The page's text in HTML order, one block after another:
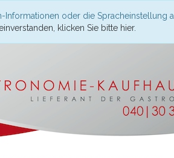
oder die Spracheinstellung
klicken Sie bitte hier.